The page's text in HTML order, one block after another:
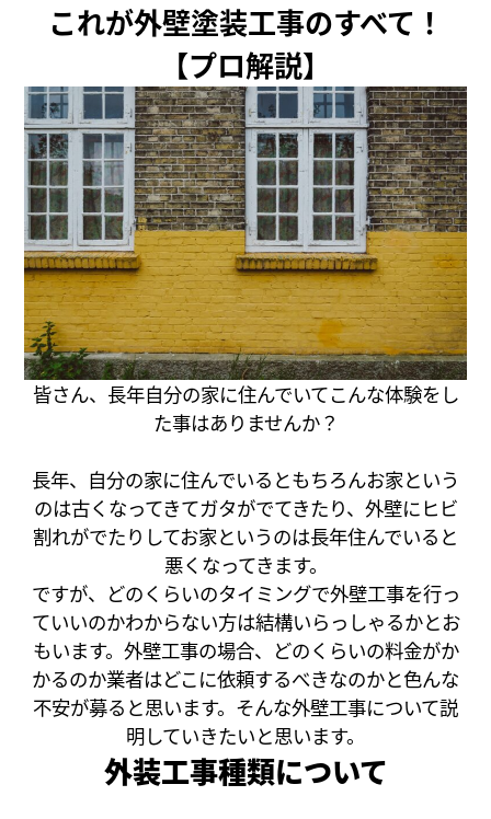
これが外壁塗装工事のすべて！
【プロ解説】
皆さん、長年自分の家に住んでいてこんな体験をし
た事はありませんか？
長年、自分の家に住んでいるともちろんお家という
のは古くなってきてガタがでてきたり、外壁にヒビ
割れがでたりしてお家というのは長年住んでいると
悪くなってきます。
ですが、どのくらいのタイミングで外壁工事を行っ
ていいのかわからない方は結構いらっしゃるかとお
もいます。外壁工事の場合、どのくらいの料金がか
かるのか業者はどこに依頼するべきなのかと色んな
不安が募ると思います。そんな外壁工事について説
明していきたいと思います。
外装工事種類について